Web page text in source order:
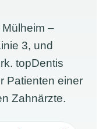
–
3, und
topDentis
Patienten einer
Zahnärzte.